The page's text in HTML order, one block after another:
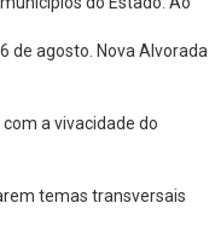
de agosto. Nova Alvorada
a vivacidade do
temas transversais